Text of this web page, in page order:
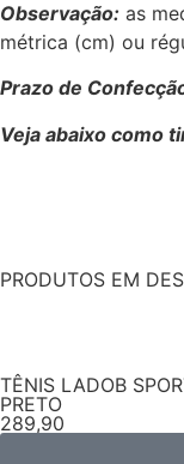
Observação: as
métrica (cm) ou
Prazo de
Veja abaixo como
PRODUTOS EM
TÊNIS LADOB
PRETO
289,90